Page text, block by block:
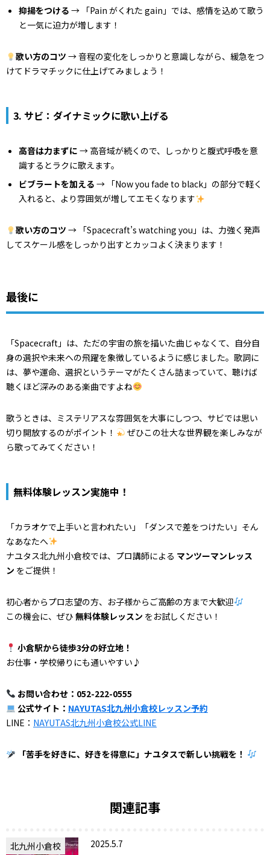
抑揚をつける → 「Pain がくれた gain」では、感情を込めて歌う
と一気に迫力が増します！
歌い方のコツ → 音程の変化をしっかりと意識しながら、緩急をつ
けてドラマチックに仕上げてみましょう！
3. サビ：ダイナミックに歌い上げる
高音は力まずに → 高音域が続くので、しっかりと腹式呼吸を意
識するとラクに歌えます。
ビブラートを加える → 「Now you fade to black」の部分で軽く
入れると、より雰囲気が増してエモくなります
歌い方のコツ → 「Spacecraft’s watching you」は、力強く発声
してスケール感をしっかり出すとカッコよく決まります！
最後に
「Spacecraft」は、ただの宇宙の旅を描いた曲じゃなくて、自分自
身の選択や未来への飛躍を象徴しているように感じました。歌詞に
は、夢や運命、選択というテーマがたくさん詰まっていて、聴けば
聴くほど深みのある楽曲ですよね
歌うときは、ミステリアスな雰囲気を大事にしつつ、サビでは思い
切り開放するのがポイント！
ぜひこの壮大な世界観を楽しみなが
ら歌ってみてください！
無料体験レッスン実施中！
「カラオケで上手いと言われたい」「ダンスで差をつけたい」そん
なあなたへ
ナユタス北九州小倉校では、プロ講師による マンツーマンレッス
ン をご提供！
初心者からプロ志望の方、お子様からご高齢の方まで大歓迎
この機会に、ぜひ 無料体験レッスン をお試しください！
小倉駅から徒歩3分の好立地！
お仕事・学校帰りにも通いやすい♪
お問い合わせ：052-222-0555
公式サイト： NAYUTAS北九州小倉校レッスン予約
LINE： NAYUTAS北九州小倉校公式LINE
「苦手を好きに、好きを得意に」ナユタスで新しい挑戦を！
関連記事
北九州小倉校 2025.5.7